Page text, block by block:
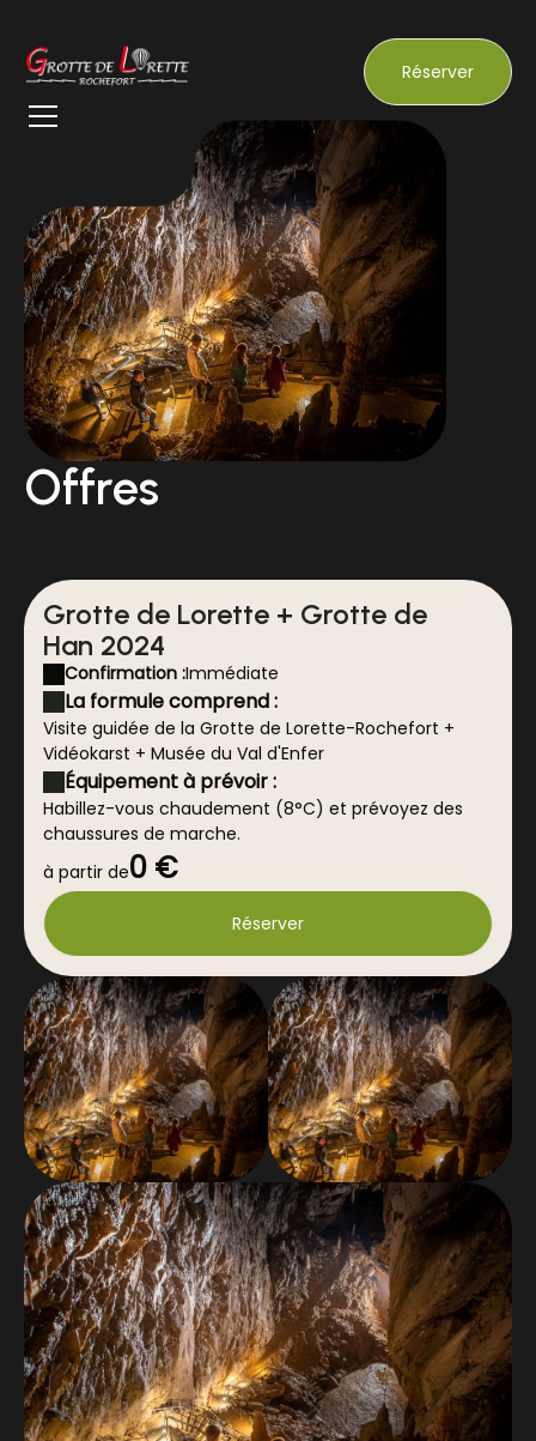
Réserver
Offres
Grotte de Lorette + Grotte de
Han 2024
Confirmation :Immédiate
La formule comprend :
Visite guidée de la Grotte de Lorette-Rochefort +
Vidéokarst + Musée du Val d'Enfer
Équipement à prévoir :
Habillez-vous chaudement (8°C) et prévoyez des
chaussures de marche.
à partir de0 €
Réserver